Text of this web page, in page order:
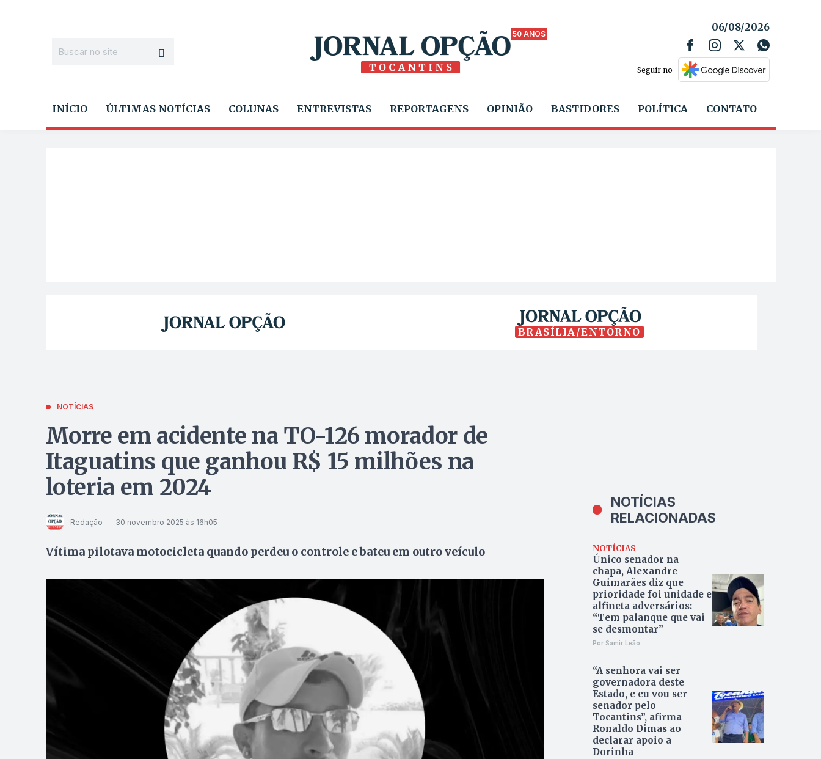
50 ANOS
06/08/2026
Seguir no
INÍCIO ÚLTIMAS NOTÍCIAS COLUNAS ENTREVISTAS REPORTAGENS OPINIÃO BASTIDORES POLÍTICA CONTATO
BRASÍLIA/ENTORNO
NOTÍCIAS
Morre em acidente na TO-126 morador de
Itaguatins que ganhou R$ 15 milhões na
loteria em 2024
Redação 30 novembro 2025 às 16h05
Vítima pilotava motocicleta quando perdeu o controle e bateu em outro veículo
NOTÍCIAS
RELACIONADAS
NOTÍCIAS
Único senador na
chapa, Alexandre
Guimarães diz que
prioridade foi unidade e
alfineta adversários:
“Tem palanque que vai
se desmontar”
Por Samir Leão
“A senhora vai ser
governadora deste
Estado, e eu vou ser
senador pelo
Tocantins”, afirma
Ronaldo Dimas ao
declarar apoio a
Dorinha